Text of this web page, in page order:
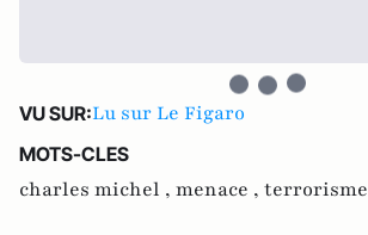
VU SUR:Lu sur Le Figaro
MOTS-CLES
charles michel , menace , terrorisme